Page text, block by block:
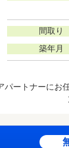
間取り
築年月
パートナーに